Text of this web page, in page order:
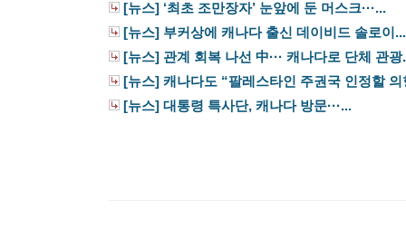
[뉴스] ‘최초 조만장자’ 눈앞에 둔 머스크···...
[뉴스] 부커상에 캐나다 출신 데이비드 솔로이...
[뉴스] 관계 회복 나선 中··· 캐나다로 단체 관광
[뉴스] 캐나다도 “팔레스타인 주권국 인정할 의
[뉴스] 대통령 특사단, 캐나다 방문···...